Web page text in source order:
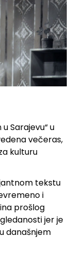
Sarajevu“ u
večeras,
kulturu
tekstu
i
prošlog
jer je
današnjem